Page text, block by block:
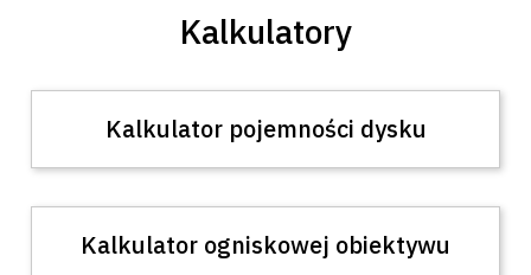
Kalkulatory
Kalkulator pojemności dysku
Kalkulator ogniskowej obiektywu